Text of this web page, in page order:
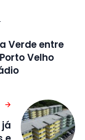
Verde entre
Velho